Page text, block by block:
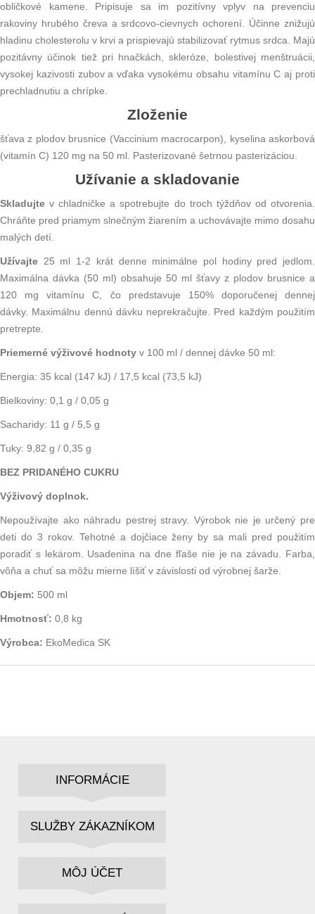
obličkové kamene. Pripisuje sa im pozitívny vplyv na prevenciu
rakoviny hrubého čreva a srdcovo-cievnych ochorení. Účinne znižujú
hladinu cholesterolu v krvi a prispievajú stabilizovať rytmus srdca. Majú
pozitávny účinok tiež pri hnačkách, skleróze, bolestivej menštruácii,
vysokej kazivosti zubov a vďaka vysokému obsahu vitamínu C aj proti
prechladnutiu a chrípke.
Zloženie
šťava z plodov brusnice (Vaccinium macrocarpon), kyselina askorbová
(vitamín C) 120 mg na 50 ml. Pasterizované šetrnou pasterizáciou.
Užívanie a skladovanie
Skladujtev chladničke a spotrebujte do troch týždňov od otvorenia.
Chráňte pred priamym slnečným žiarením a uchovávajte mimo dosahu
malých detí.
Užívajte 25 ml 1-2 krát denne minimálne pol hodiny pred jedlom.
Maximálna dávka (50 ml) obsahuje 50 ml šťavy z plodov brusnice a
120 mg vitamínu C, čo predstavuje 150% doporučenej dennej
dávky. Maximálnu dennú dávku neprekračujte. Pred každým použitím
pretrepte.
Priemerné výživové hodnoty v 100 ml / dennej dávke 50 ml:
Energia: 35 kcal (147 kJ) / 17,5 kcal (73,5 kJ)
Bielkoviny: 0,1 g / 0,05 g
Sacharidy: 11 g / 5,5 g
Tuky: 9,82 g / 0,35 g
BEZ PRIDANÉHO CUKRU
Výživový doplnok.
Nepoužívajte ako náhradu pestrej stravy. Výrobok nie je určený pre
deti do 3 rokov. Tehotné a dojčiace ženy by sa mali pred použitím
poradiť s lekárom. Usadenina na dne fľaše nie je na závadu. Farba,
vôňa a chuť sa môžu mierne líšiť v závislosti od výrobnej šarže.
Objem: 500 ml
Hmotnosť: 0,8 kg
Výrobca: EkoMedica SK
INFORMÁCIE
SLUŽBY ZÁKAZNÍKOM
MÔJ ÚČET